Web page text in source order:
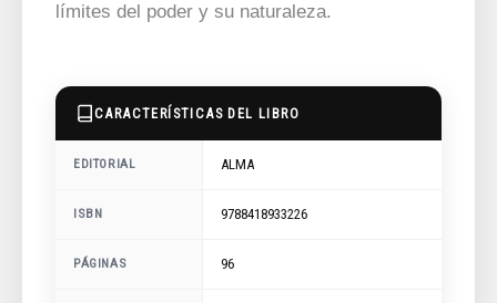
límites del poder y su naturaleza.
CARACTERÍSTICAS DEL LIBRO
EDITORIAL ALMA
ISBN 9788418933226
PÁGINAS 96